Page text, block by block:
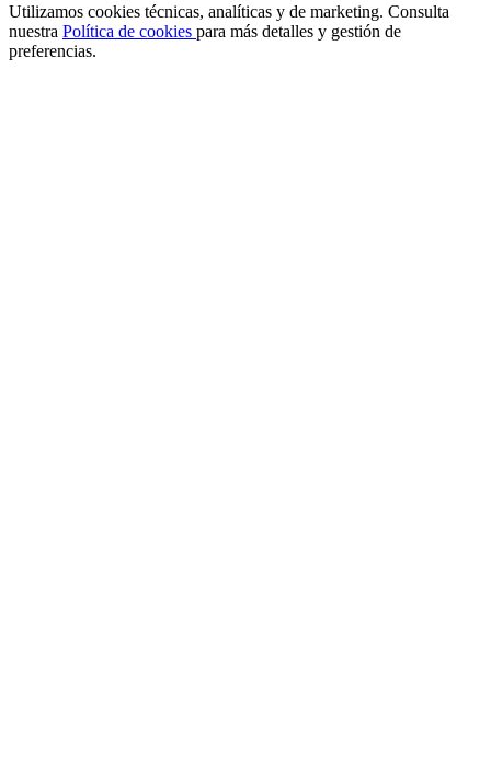
Utilizamos cookies técnicas, analíticas y de marketing. Consulta
nuestra Política de cookies para más detalles y gestión de
preferencias.